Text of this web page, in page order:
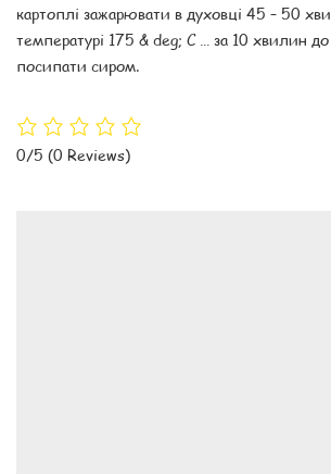
картоплі зажарювати в духовці 45 – 50
температурі 175 & deg; C … за 10 хвилин до
посипати сиром.
0/5 (0 Reviews)